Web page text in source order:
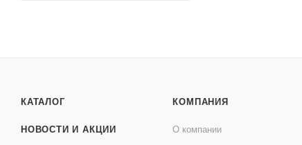
КАТАЛОГ
НОВОСТИ И АКЦИИ
КОМПАНИЯ
О компании